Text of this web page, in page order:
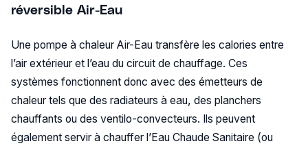
réversible Air-Eau
Une pompe à chaleur Air-Eau transfère les calories entre
l’air extérieur et l’eau du circuit de chauffage. Ces
systèmes fonctionnent donc avec des émetteurs de
chaleur tels que des radiateurs à eau, des planchers
chauffants ou des ventilo-convecteurs. Ils peuvent
également servir à chauffer l’Eau Chaude Sanitaire (ou